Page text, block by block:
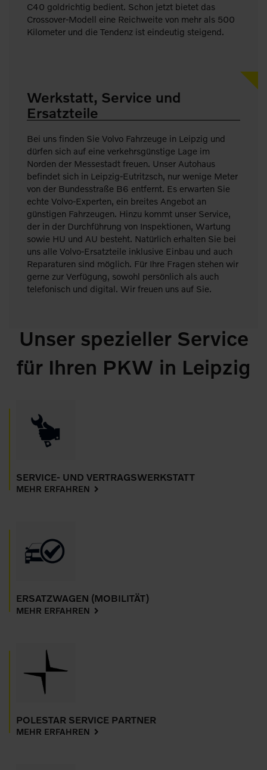
C40 goldrichtig bedient. Schon jetzt bietet das
Crossover-Modell eine Reichweite von mehr als 500
Kilometer und die Tendenz ist eindeutig steigend.
Werkstatt, Service und
Ersatzteile
Bei uns finden Sie Volvo Fahrzeuge in Leipzig und
dürfen sich auf eine verkehrsgünstige Lage im
Norden der Messestadt freuen. Unser Autohaus
befindet sich in Leipzig-Eutritzsch, nur wenige Meter
von der Bundesstraße B6 entfernt. Es erwarten Sie
echte Volvo-Experten, ein breites Angebot an
günstigen Fahrzeugen. Hinzu kommt unser Service,
der in der Durchführung von Inspektionen, Wartung
sowie HU und AU besteht. Natürlich erhalten Sie bei
uns alle Volvo-Ersatzteile inklusive Einbau und auch
Reparaturen sind möglich. Für Ihre Fragen stehen wir
gerne zur Verfügung, sowohl persönlich als auch
telefonisch und digital. Wir freuen uns auf Sie.
Unser spezieller Service
für Ihren PKW in Leipzig
SERVICE- UND VERTRAGSWERKSTATT
MEHR ERFAHREN
ERSATZWAGEN (MOBILITÄT)
MEHR ERFAHREN
POLESTAR SERVICE PARTNER
MEHR ERFAHREN